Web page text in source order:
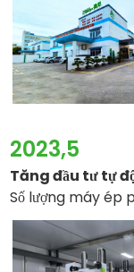
2023,5
Tăng đầu tư tự
Số lượng máy ép